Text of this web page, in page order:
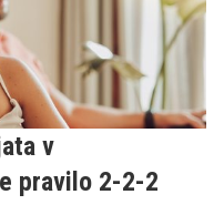
v
pravilo 2-2-2